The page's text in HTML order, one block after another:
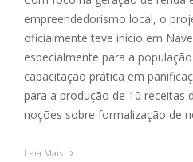
empreendedorismo local, o
oficialmente teve início em
especialmente para a
capacitação prática em
para a produção de 10 receitas
noções sobre formalização de
Leia Mais